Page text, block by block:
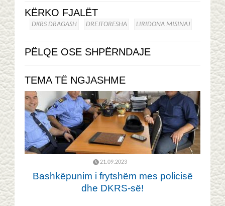
KËRKO FJALËT
DKRS DRAGASH DREJTORESHA LIRIDONA MISINAJ
PËLQE OSE SHPËRNDAJE
TEMA TË NGJASHME
21.09.2023
Bashkëpunim i frytshëm mes policisë
dhe DKRS-së!